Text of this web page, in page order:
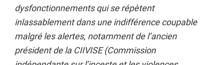
dysfonctionnements qui se répètent
inlassablement dans une indifférence coupable
malgré les alertes, notamment de l’ancien
président de la CIIVISE (Commission